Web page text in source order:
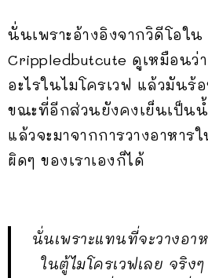
นั่นเพราะอ้างอิงจากวิดีโอใน
Crippledbutcute ดูเหมือนว่
อะไรในไมโครเวฟ แล้วมัน
ขณะที่อีกส่วนยังคงเย็นเป็น
แล้วจะมาจากการวางอาหาร
ผิดๆ ของเราเองก็ได้
นั่นเพราะแทนที่จะวางอา
ในตู้ไมโครเวฟเลย จริง